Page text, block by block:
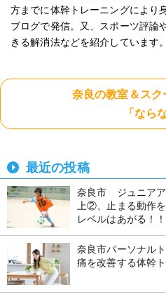
方までに体幹トレーニングにより
ブログで発信。又、スポーツ評論
きる解消法などを紹介しています。
奈良の教室＆スク
「なら
最近の投稿
奈良市 ジュニアア
上②、止まる動作
レベルはあがる！！
奈良市パーソナル
痛を改善する体幹